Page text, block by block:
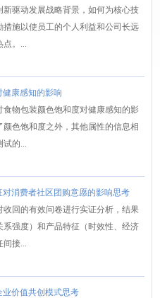
驱动发展战略背景，如何为核心技
施以使员工的个人利益和公司长远
。...
康感知的影响
物包装颜色饱和度对健康感知的影
色饱和度之外，其他属性的信息相
的...
消费者社区团购意愿的影响思考
回的有效问卷进行实证分析，结果
强度）和产品特征（时效性、经济
接...
价值共创模式思考